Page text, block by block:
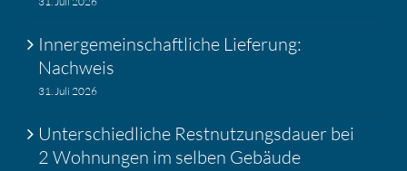
Inner­ge­mein­schaft­liche Liefe­rung:
Nachweis
31. Juli 2026
Unter­schied­liche Restnut­zungs­dauer bei
2 Wohnungen im selben Gebäude